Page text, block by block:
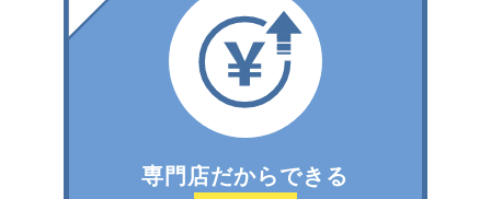
専門店だからできる